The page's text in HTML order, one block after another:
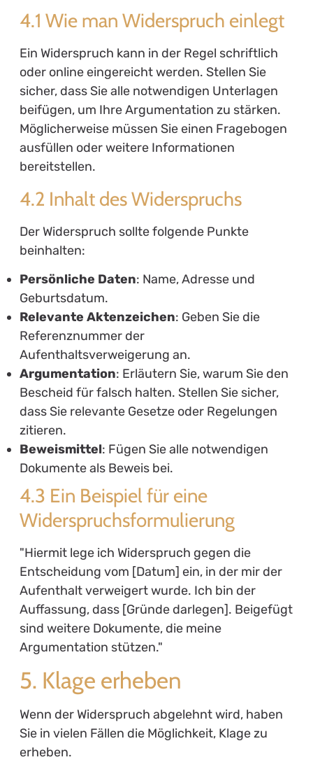
4.1 Wie man Widerspruch einlegt
Ein Widerspruch kann in der Regel schriftlich
oder online eingereicht werden. Stellen Sie
sicher, dass Sie alle notwendigen Unterlagen
beifügen, um Ihre Argumentation zu stärken.
Möglicherweise müssen Sie einen Fragebogen
ausfüllen oder weitere Informationen
bereitstellen.
4.2 Inhalt des Widerspruchs
Der Widerspruch sollte folgende Punkte
beinhalten:
Persönliche Daten: Name, Adresse und
Geburtsdatum.
Relevante Aktenzeichen: Geben Sie die
Referenznummer der
Aufenthaltsverweigerung an.
Argumentation: Erläutern Sie, warum Sie den
Bescheid für falsch halten. Stellen Sie sicher,
dass Sie relevante Gesetze oder Regelungen
zitieren.
Beweismittel: Fügen Sie alle notwendigen
Dokumente als Beweis bei.
4.3 Ein Beispiel für eine
Widerspruchsformulierung
"Hiermit lege ich Widerspruch gegen die
Entscheidung vom [Datum] ein, in der mir der
Aufenthalt verweigert wurde. Ich bin der
Auffassung, dass [Gründe darlegen]. Beigefügt
sind weitere Dokumente, die meine
Argumentation stützen."
5. Klage erheben
Wenn der Widerspruch abgelehnt wird, haben
Sie in vielen Fällen die Möglichkeit, Klage zu
erheben.